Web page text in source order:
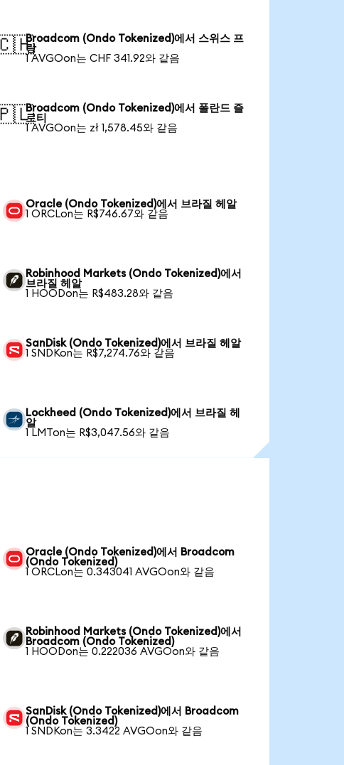
Broadcom (Ondo Tokenized)에서 스위스 프
랑
1 AVGOon는 CHF 341.92와 같음
Broadcom (Ondo Tokenized)에서 폴란드 즐
로티
1 AVGOon는 zł 1,578.45와 같음
Oracle (Ondo Tokenized)에서 브라질 헤알
1 ORCLon는 R$746.67와 같음
Robinhood Markets (Ondo Tokenized)에서
브라질 헤알
1 HOODon는 R$483.28와 같음
SanDisk (Ondo Tokenized)에서 브라질 헤알
1 SNDKon는 R$7,274.76와 같음
Lockheed (Ondo Tokenized)에서 브라질 헤
알
1 LMTon는 R$3,047.56와 같음
Oracle (Ondo Tokenized)에서 Broadcom
(Ondo Tokenized)
1 ORCLon는 0.343041 AVGOon와 같음
Robinhood Markets (Ondo Tokenized)에서
Broadcom (Ondo Tokenized)
1 HOODon는 0.222036 AVGOon와 같음
SanDisk (Ondo Tokenized)에서 Broadcom
(Ondo Tokenized)
1 SNDKon는 3.3422 AVGOon와 같음